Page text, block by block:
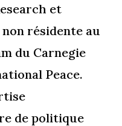
et
résidente au
du Carnegie
Peace.
de politique